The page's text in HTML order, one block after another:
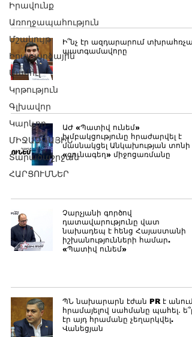
Իրավունք
Առողջապահություն
Մշակույթ
Իրադարձային
Մամուլ
Կրթություն
Գլխավոր
Կարևոր
ՄԻՋԱԶԳԱՅԻՆ
Տարածաշրջան
ՀԱՐՑՈՒՄՆԵՐ
Ի՞նչ էր ազդարարում
պատգամավորը
ԱԺ «Պատիվ ունեմ»
խմբակցությունը հրաժարվել է
մասնակցել Անկախության տոնի
«գունագեղ» միջոցառմանը
Չարչյանի գործով
դատավարությունը վատ
նախադեպ է հենց Հայաստանի
իշխանությունների համար.
«Պատիվ ունեմ»
ՊՆ նախարարն էժան PR է անում՝
հրամայելով սահմանը պահել․
էր այդ հրամանը չեղարկվել.
Վանեցյան